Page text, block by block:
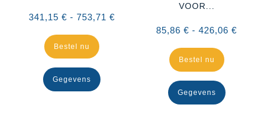
341,15 € - 753,71 €
Bestel nu
Gegevens
VOOR...
85,86 € - 426,06 €
Bestel nu
Gegevens